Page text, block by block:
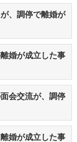
、調停で離婚が
婚が成立した事
会交流が、調停
婚が成立した事